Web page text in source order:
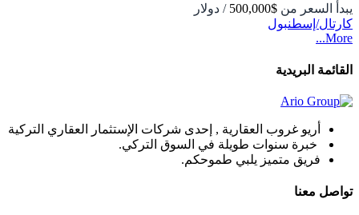
يبدأ السعر من $500,000
/ دولار
كارتال/إسطنبول
More...
القائمة البريدية
أريو غروب العقارية , إحدى شركات الإستثمار العقاري التركية
خبرة سنوات طويلة في السوق التركي.
فريق متميز يلبي طموحكم.
تواصل معنا